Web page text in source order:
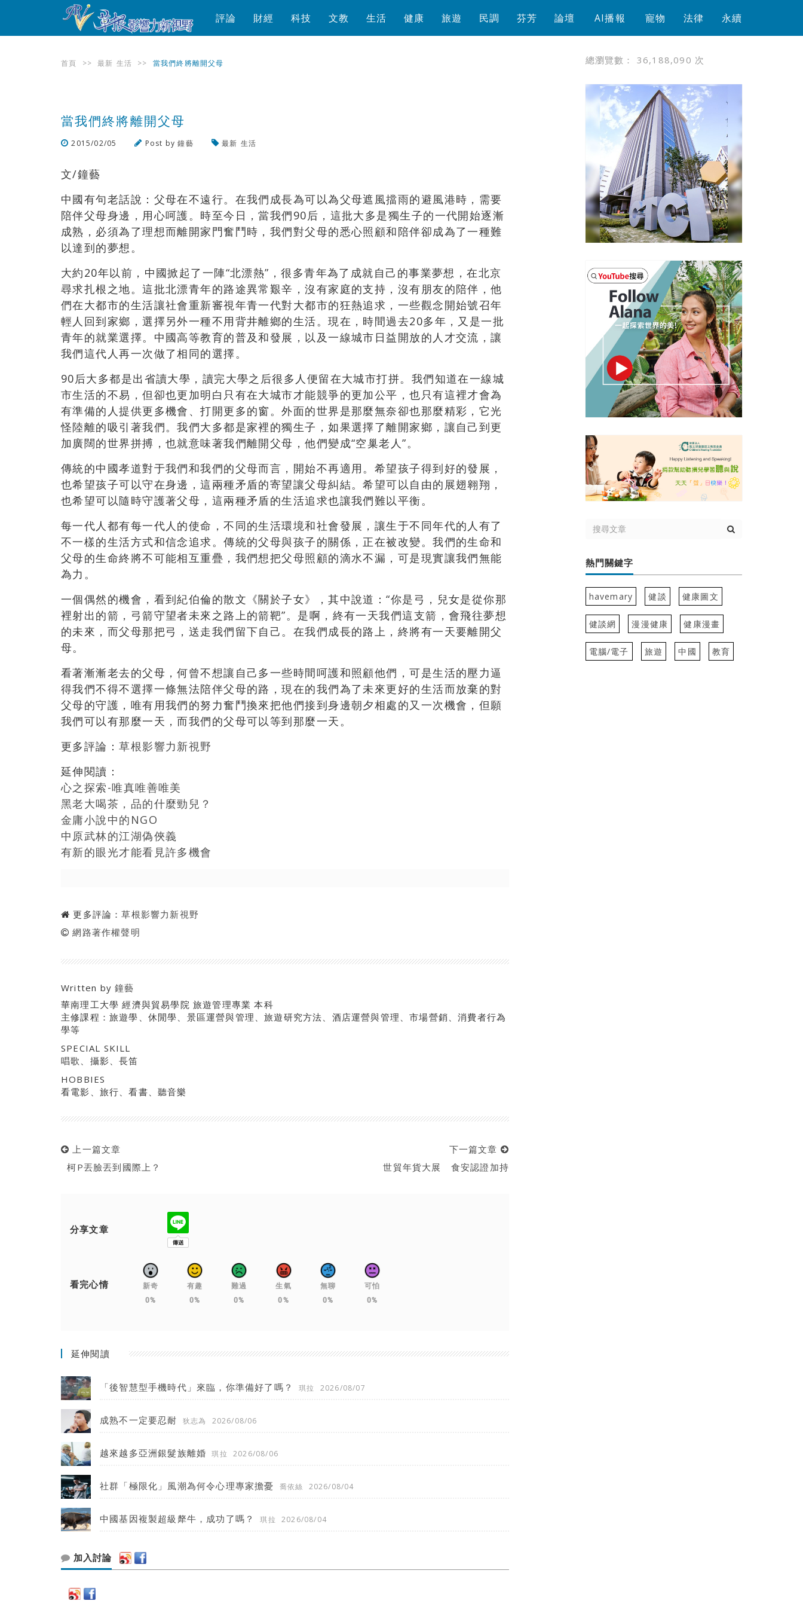
評論 財經 科技 文教 生活 健康 旅遊 民調 芬芳 論壇 AI播報 寵物 法律 永續
首頁 >> 最新 生活 >> 當我們終將離開父母
當我們終將離開父母
2015/02/05 Post by鐘藝 最新 生活
文/鐘藝
中國有句老話說：父母在不遠行。在我們成長為可以為父母遮風擋雨的避風港時，需要
陪伴父母身邊，用心呵護。時至今日，當我們90后，這批大多是獨生子的一代開始逐漸
成熟，必須為了理想而離開家門奮鬥時，我們對父母的悉心照顧和陪伴卻成為了一種難
以達到的夢想。
大約20年以前，中國掀起了一陣“北漂熱”，很多青年為了成就自己的事業夢想，在北京
尋求扎根之地。這批北漂青年的路途異常艱辛，沒有家庭的支持，沒有朋友的陪伴，他
們在大都市的生活讓社會重新審視年青一代對大都市的狂熱追求，一些觀念開始號召年
輕人回到家鄉，選擇另外一種不用背井離鄉的生活。現在，時間過去20多年，又是一批
青年的就業選擇。中國高等教育的普及和發展，以及一線城市日益開放的人才交流，讓
我們這代人再一次做了相同的選擇。
90后大多都是出省讀大學，讀完大學之后很多人便留在大城市打拼。我們知道在一線城
市生活的不易，但卻也更加明白只有在大城市才能競爭的更加公平，也只有這裡才會為
有準備的人提供更多機會、打開更多的窗。外面的世界是那麼無奈卻也那麼精彩，它光
怪陸離的吸引著我們。我們大多都是家裡的獨生子，如果選擇了離開家鄉，讓自己到更
加廣闊的世界拼搏，也就意味著我們離開父母，他們變成“空巢老人”。
傳統的中國孝道對于我們和我們的父母而言，開始不再適用。希望孩子得到好的發展，
也希望孩子可以守在身邊，這兩種矛盾的寄望讓父母糾結。希望可以自由的展翅翱翔，
也希望可以隨時守護著父母，這兩種矛盾的生活追求也讓我們難以平衡。
每一代人都有每一代人的使命，不同的生活環境和社會發展，讓生于不同年代的人有了
不一樣的生活方式和信念追求。傳統的父母與孩子的關係，正在被改變。我們的生命和
父母的生命終將不可能相互重疊，我們想把父母照顧的滴水不漏，可是現實讓我們無能
為力。
一個偶然的機會，看到紀伯倫的散文《關於子女》，其中說道：“你是弓，兒女是從你那
裡射出的箭，弓箭守望者未來之路上的箭靶”。是啊，終有一天我們這支箭，會飛往夢想
的未來，而父母那把弓，送走我們留下自己。在我們成長的路上，終將有一天要離開父
母。
看著漸漸老去的父母，何曾不想讓自己多一些時間呵護和照顧他們，可是生活的壓力逼
得我們不得不選擇一條無法陪伴父母的路，現在的我們為了未來更好的生活而放棄的對
父母的守護，唯有用我們的努力奮鬥換來把他們接到身邊朝夕相處的又一次機會，但願
我們可以有那麼一天，而我們的父母可以等到那麼一天。
更多評論：草根影響力新視野
延伸閱讀：
心之探索-唯真唯善唯美
黑老大喝茶，品的什麼勁兒？
金庸小說中的NGO
中原武林的江湖偽俠義
有新的眼光才能看見許多機會
更多評論：草根影響力新視野
網路著作權聲明
Written by鐘藝
華南理工大學 經濟與貿易學院 旅遊管理專業 本科
主修課程：旅遊學、休閒學、景區運營與管理、旅遊研究方法、酒店運營與管理、市場營銷、消費者行為
學等
SPECIAL SKILL
唱歌、攝影、長笛
HOBBIES
看電影、旅行、看書、聽音樂
上一篇文章
柯P丟臉丟到國際上？
下一篇文章
世貿年貨大展 食安認證加持
分享文章
看完心情
新奇
0%
有趣
0%
難過
0%
生氣
0%
無聊
0%
可怕
0%
延伸閱讀
「後智慧型手機時代」來臨，你準備好了嗎？ 琪拉 2026/08/07
成熟不一定要忍耐 狄志為 2026/08/06
越來越多亞洲銀髮族離婚 琪拉 2026/08/06
社群「極限化」風潮為何令心理專家擔憂 喬依絲 2026/08/04
中國基因複製超級犛牛，成功了嗎？ 琪拉 2026/08/04
加入討論
總瀏覽數： 36,188,090 次
熱門關鍵字
havemary 健談 健康圖文
健談網 漫漫健康 健康漫畫
電腦/電子 旅遊 中國 教育